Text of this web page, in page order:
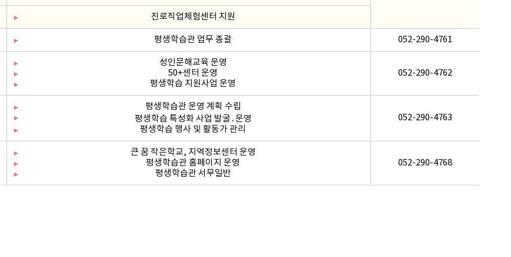
진로직업체험센터 지원
평생학습관 업무 총괄 052-290-4761
성인문해교육 운영
50+센터 운영
평생학습 지원사업 운영
052-290-4762
평생학습관 운영 계획 수립
평생학습 특성화 사업 발굴․운영
평생학습 행사 및 활동가 관리
052-290-4763
큰 꿈 작은학교, 지역정보센터 운영
평생학습관 홈페이지 운영
평생학습관 서무일반
052-290-4768